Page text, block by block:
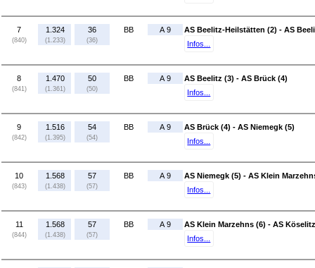
7
(840)
1.324
(1.233)
36
(36)
BB A 9
AS Beelitz-Heilstätten (2) - AS
Infos...
8
(841)
1.470
(1.361)
50
(50)
BB A 9
AS Beelitz (3) - AS Brück (4)
Infos...
9
(842)
1.516
(1.395)
54
(54)
BB A 9
AS Brück (4) - AS Niemegk (5)
Infos...
10
(843)
1.568
(1.438)
57
(57)
BB A 9
AS Niemegk (5) - AS Klein
Infos...
11
(844)
1.568
(1.438)
57
(57)
BB A 9
AS Klein Marzehns (6) - AS
Infos...